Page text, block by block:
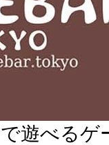
遊べる